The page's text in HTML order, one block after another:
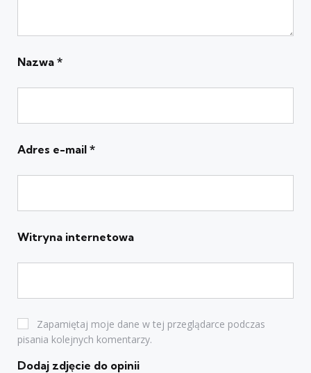
Nazwa *
Adres e-mail *
Witryna internetowa
Zapamiętaj moje dane w tej przeglądarce podczas
pisania kolejnych komentarzy.
Dodaj zdjęcie do opinii